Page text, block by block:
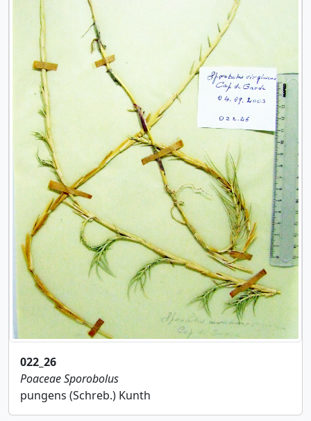
022_26
PoaceaeSporobolus
pungens (Schreb.) Kunth